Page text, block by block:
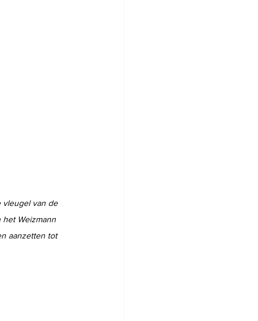
vleugel van de
Weizmann
aanzetten tot